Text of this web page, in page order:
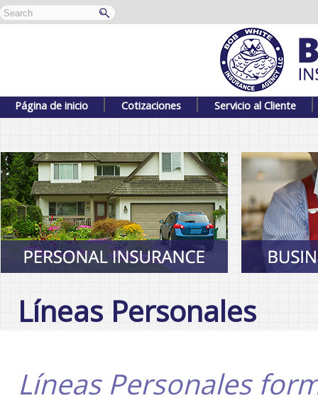
Página de inicio Cotizaciones Servicio al Cliente
Líneas Personales
Líneas Personales